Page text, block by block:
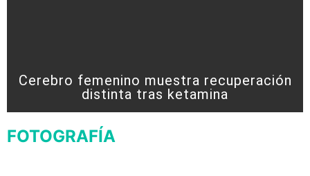
Cerebro femenino muestra recuperación
distinta tras ketamina
FOTOGRAFÍA